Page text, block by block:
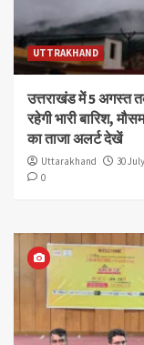
UTTRAKHAND
उत्तराखंड में 5 अगस्त
रहेगी भारी बारिश,
का ताजा अलर्ट देखें
Uttarakhand
30
0